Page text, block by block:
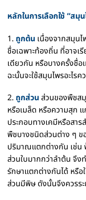
หลักในการเลือกใช้ “ส
1. ถูกต้น เนื่องจากสมุน
ชื่อเฉพาะท้องถิ่น ที่อาจ
เดียวกัน หรือบางครั้งชื่
ฉะนั้นจะใช้สมุนไพรอะไร
2. ถูกส่วน ส่วนของพืชส
หรือเมล็ด หรือความสุก
ประกอบทางเคมีหรือสา
พืชบางชนิดส่วนต่าง ๆ
ปริมาณแตกต่างกัน เช่น
ส่วนใบมากกว่าลำต้น จึง
รักษาแตกต่างกันได้ หรื
ส่วนมีพิษ ดังนั้นจึงควรระ